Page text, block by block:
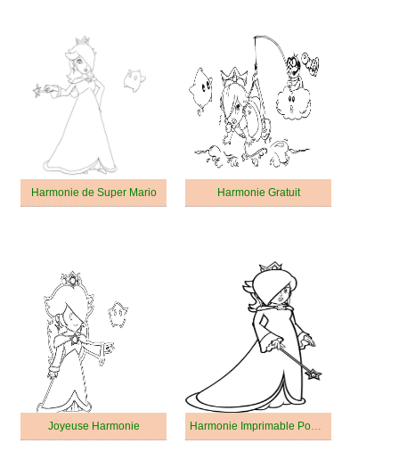
Harmonie de Super Mario Harmonie Gratuit
Joyeuse Harmonie Harmonie Imprimable Pour les Enfants